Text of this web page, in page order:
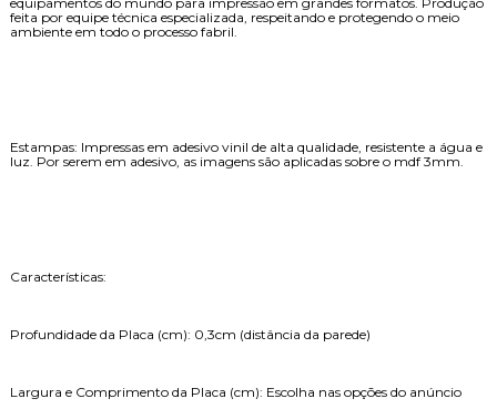
feita por equipe técnica especializada, respeitando e protegendo o meio
ambiente em todo o processo fabril.
Estampas: Impressas em adesivo vinil de alta qualidade, resistente a água e
luz. Por serem em adesivo, as imagens são aplicadas sobre o mdf 3mm.
Características:
Profundidade da Placa (cm): 0,3cm (distância da parede)
Largura e Comprimento da Placa (cm): Escolha nas opções do anúncio